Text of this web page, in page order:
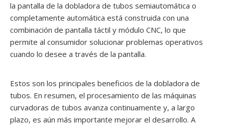
la pantalla de la dobladora de tubos semiautomática o
completamente automática está construida con una
combinación de pantalla táctil y módulo CNC, lo que
permite al consumidor solucionar problemas operativos
cuando lo desee a través de la pantalla.
Estos son los principales beneficios de la dobladora de
tubos. En resumen, el procesamiento de las máquinas
curvadoras de tubos avanza continuamente y, a largo
plazo, es aún más importante mejorar el desarrollo. A